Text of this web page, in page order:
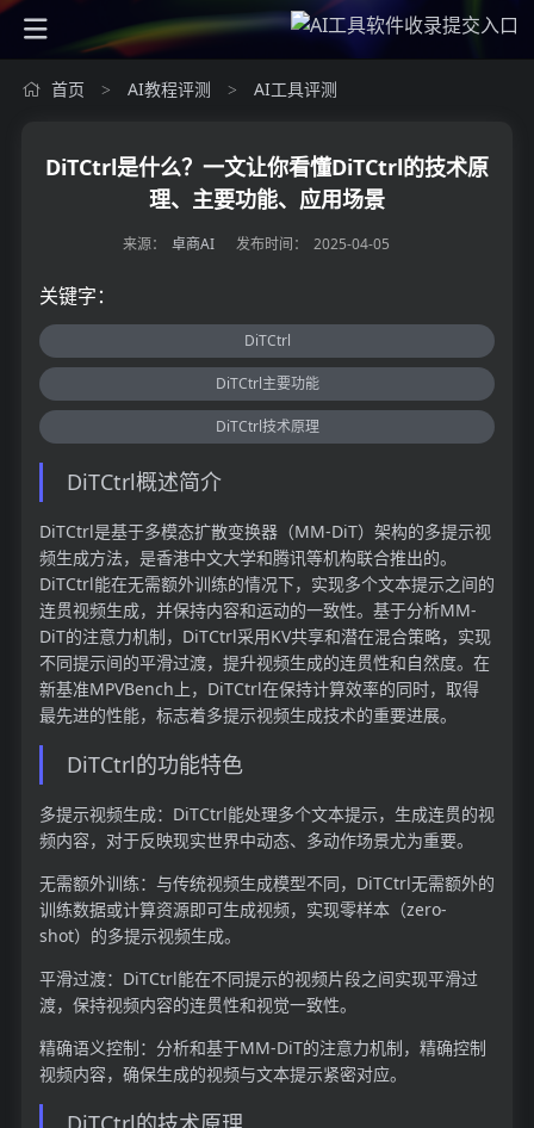
首页 > AI教程评测 > AI工具评测
DiTCtrl是什么？一文让你看懂DiTCtrl的技术原
理、主要功能、应用场景
来源： 卓商AI 发布时间： 2025-04-05
关键字：
DiTCtrl
DiTCtrl主要功能
DiTCtrl技术原理
DiTCtrl概述简介
DiTCtrl是基于多模态扩散变换器（MM-DiT）架构的多提示视
频生成方法，是香港中文大学和腾讯等机构联合推出的。
DiTCtrl能在无需额外训练的情况下，实现多个文本提示之间的
连贯视频生成，并保持内容和运动的一致性。基于分析MM-
DiT的注意力机制，DiTCtrl采用KV共享和潜在混合策略，实现
不同提示间的平滑过渡，提升视频生成的连贯性和自然度。在
新基准MPVBench上，DiTCtrl在保持计算效率的同时，取得
最先进的性能，标志着多提示视频生成技术的重要进展。
DiTCtrl的功能特色
多提示视频生成：DiTCtrl能处理多个文本提示，生成连贯的视
频内容，对于反映现实世界中动态、多动作场景尤为重要。
无需额外训练：与传统视频生成模型不同，DiTCtrl无需额外的
训练数据或计算资源即可生成视频，实现零样本（zero-
shot）的多提示视频生成。
平滑过渡：DiTCtrl能在不同提示的视频片段之间实现平滑过
渡，保持视频内容的连贯性和视觉一致性。
精确语义控制：分析和基于MM-DiT的注意力机制，精确控制
视频内容，确保生成的视频与文本提示紧密对应。